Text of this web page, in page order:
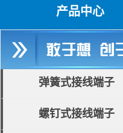
产品中心
弹簧式接线端子
螺钉式接线端子